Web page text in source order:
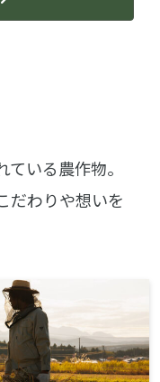
いる農作物。
だわりや想いを